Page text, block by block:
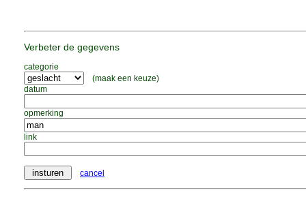
Verbeter de gegevens
categorie
(maak een keuze)
datum
opmerking
link
cancel